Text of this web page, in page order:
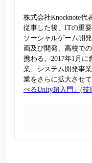
株式会社Knocknote代
従事した後、ITの重
ソーシャルゲーム開
画及び開発、高校で
携わる。2017年1月
業、システム開発事
業をさらに拡大させ
べるUnity超入門』(技